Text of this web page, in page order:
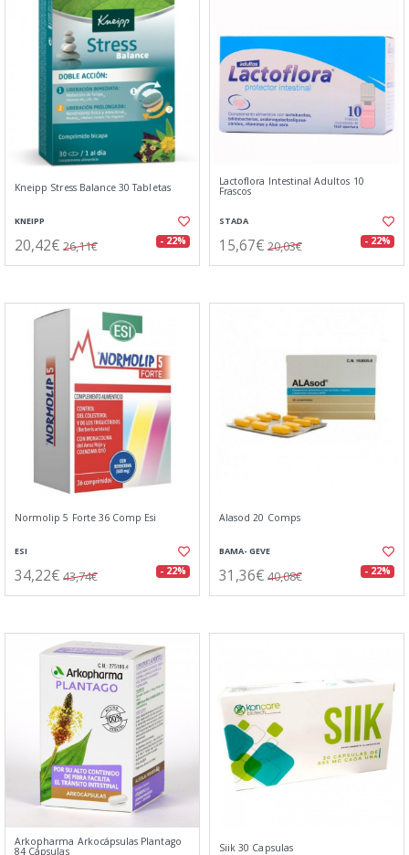
Kneipp Stress Balance 30 Tabletas
KNEIPP
20,42€ 26,11€ - 22%
Lactoflora Intestinal Adultos 10
Frascos
STADA
15,67€ 20,03€ - 22%
Normolip 5 Forte 36 Comp Esi
ESI
34,22€ 43,74€ - 22%
Alasod 20 Comps
BAMA- GEVE
31,36€ 40,08€ - 22%
Arkopharma Arkocápsulas Plantago
84 Cápsulas Siik 30 Capsulas